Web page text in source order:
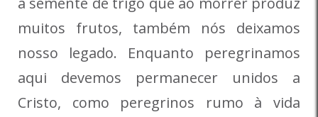
muitos frutos, também nós deixamos
nosso legado. Enquanto peregrinamos
aqui devemos permanecer unidos a
Cristo, como peregrinos rumo à vida